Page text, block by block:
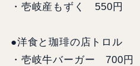
・壱岐産もずく 550円
●洋食と珈琲の店トロル
・壱岐牛バーガー 700円